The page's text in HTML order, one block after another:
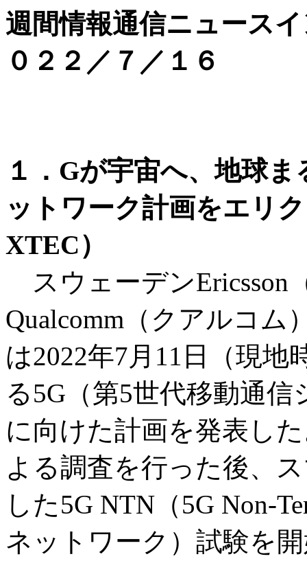
週間情報通信ニュース
０２２／７／１６
１．Gが宇宙へ、地球
ットワーク計画をエリ
XTEC）
スウェーデンEricsson
Qualcomm（クアルコム
は2022年7月11日（現
る5G（第5世代移動通
に向けた計画を発表し
よる調査を行った後、
した5G NTN（5G Non-
ネットワーク）試験を